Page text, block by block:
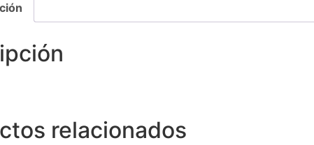
relacionados